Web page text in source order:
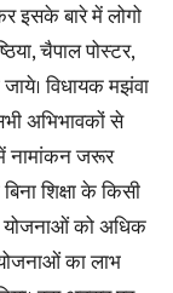
इसके बारे में लोगो
चैपाल पोस्टर,
विधायक मझंवा
अभिभावकों से
नामांकन जरूर
शिक्षा के किसी
योजनाओं को अधिक
का लाभ